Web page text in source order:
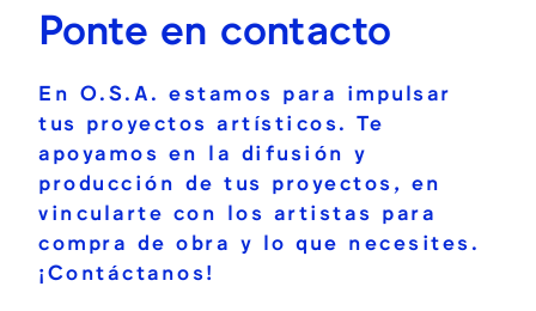
Ponte en contacto
En O.S.A. estamos para impulsar
tus proyectos artísticos. Te
apoyamos en la difusión y
producción de tus proyectos, en
vincularte con los artistas para
compra de obra y lo que necesites.
¡Contáctanos!